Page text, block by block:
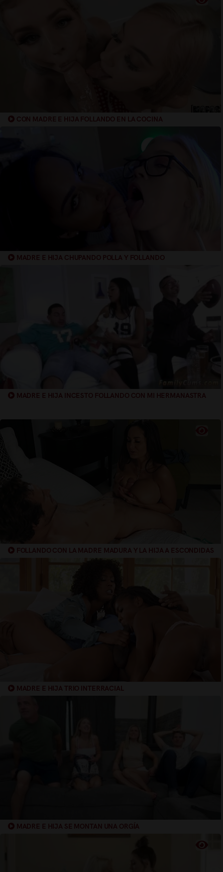
CON MADRE E HIJA FOLLANDO EN LA COCINA
MADRE E HIJA CHUPANDO POLLA Y FOLLANDO
MADRE E HIJA INCESTO FOLLANDO CON MI HERMANASTRA
FOLLANDO CON LA MADRE MADURA Y LA HIJA A ESCONDIDAS
MADRE E HIJA TRIO INTERRACIAL
MADRE E HIJA SE MONTAN UNA ORGÍA